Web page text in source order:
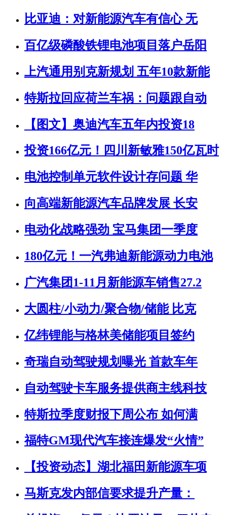
比亚迪：对新能源汽车有信心 无
百亿级磷酸铁锂电池项目落户岳阳
上汽通用别克新规划 五年10款新能
特斯拉回应荷兰车祸：问题跟自动
【图文】奥迪汽车五年内投资18
投资166亿元！四川新敏雅150亿瓦时
电池控制单元软件设计存问题 华
向高端新能源汽车品牌发展 长安
电动化战略强劲 宝马集团一季度
180亿元！一汽弗迪新能源动力电池
广汽集团1-11月新能源车销售27.2
大圆柱/小动力/聚合物/储能 比克
亿纬锂能与格林美储能项目签约
奇瑞自动驾驶规划曝光 首款车年
自动驾驶卡车服务提供商主线科技
特斯拉季度财报下周公布 如何满
福特GM现代汽车接连爆发“火情”
【投资动态】湖北福田新能源车项
马斯克发内部信要求提升产量：